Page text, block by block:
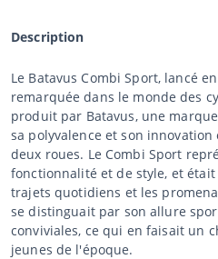
Description
Le Batavus Combi Sport, lancé
remarquée dans le monde des
produit par Batavus, une
sa polyvalence et son
deux roues. Le Combi Sport
fonctionnalité et de style, et
trajets quotidiens et les
se distinguait par son allure
conviviales, ce qui en faisait un
jeunes de l'époque.